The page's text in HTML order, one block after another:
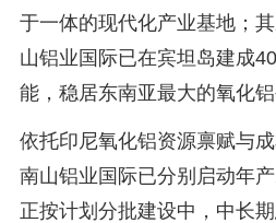
于一体的现代化产业基地；
山铝业国际已在宾坦岛建成
能，稳居东南亚最大的氧化铝
依托印尼氧化铝资源禀赋与
南山铝业国际已分别启动年
正按计划分批建设中，中长